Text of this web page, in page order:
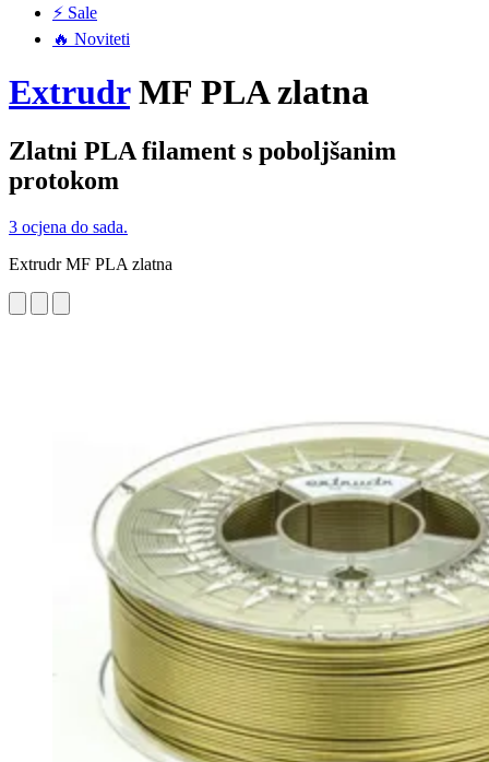
⚡ Sale
🔥 Noviteti
ExtrudrMF PLA zlatna
Zlatni PLA filament s poboljšanim
protokom
3 ocjena do sada.
Extrudr MF PLA zlatna